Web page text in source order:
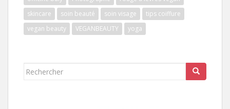
skincare
soin beauté soin visage
tips coiffure
vegan beauty
VEGANBEAUTY yoga
Rechercher...